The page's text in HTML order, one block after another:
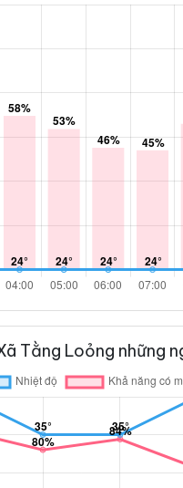
Tằng Loỏng những